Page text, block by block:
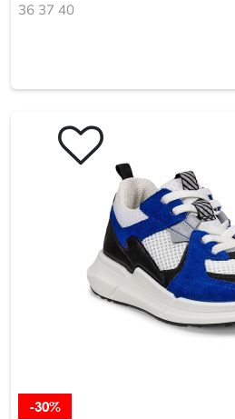
36 37 40
-30%